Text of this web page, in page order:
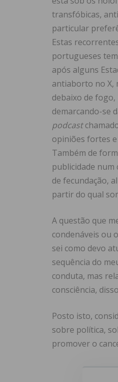
transfóbicas,
particular
Estas
portugueses
após alguns
antiaborto no X,
debaixo de fogo,
demarcando-se
podcast
opiniões fortes
Também de
publicidade num
de fecundação,
partir do qual
A questão que
condenáveis ou
sei como devo
sequência do
conduta, mas
consciência,
Posto isto,
sobre política,
promover o